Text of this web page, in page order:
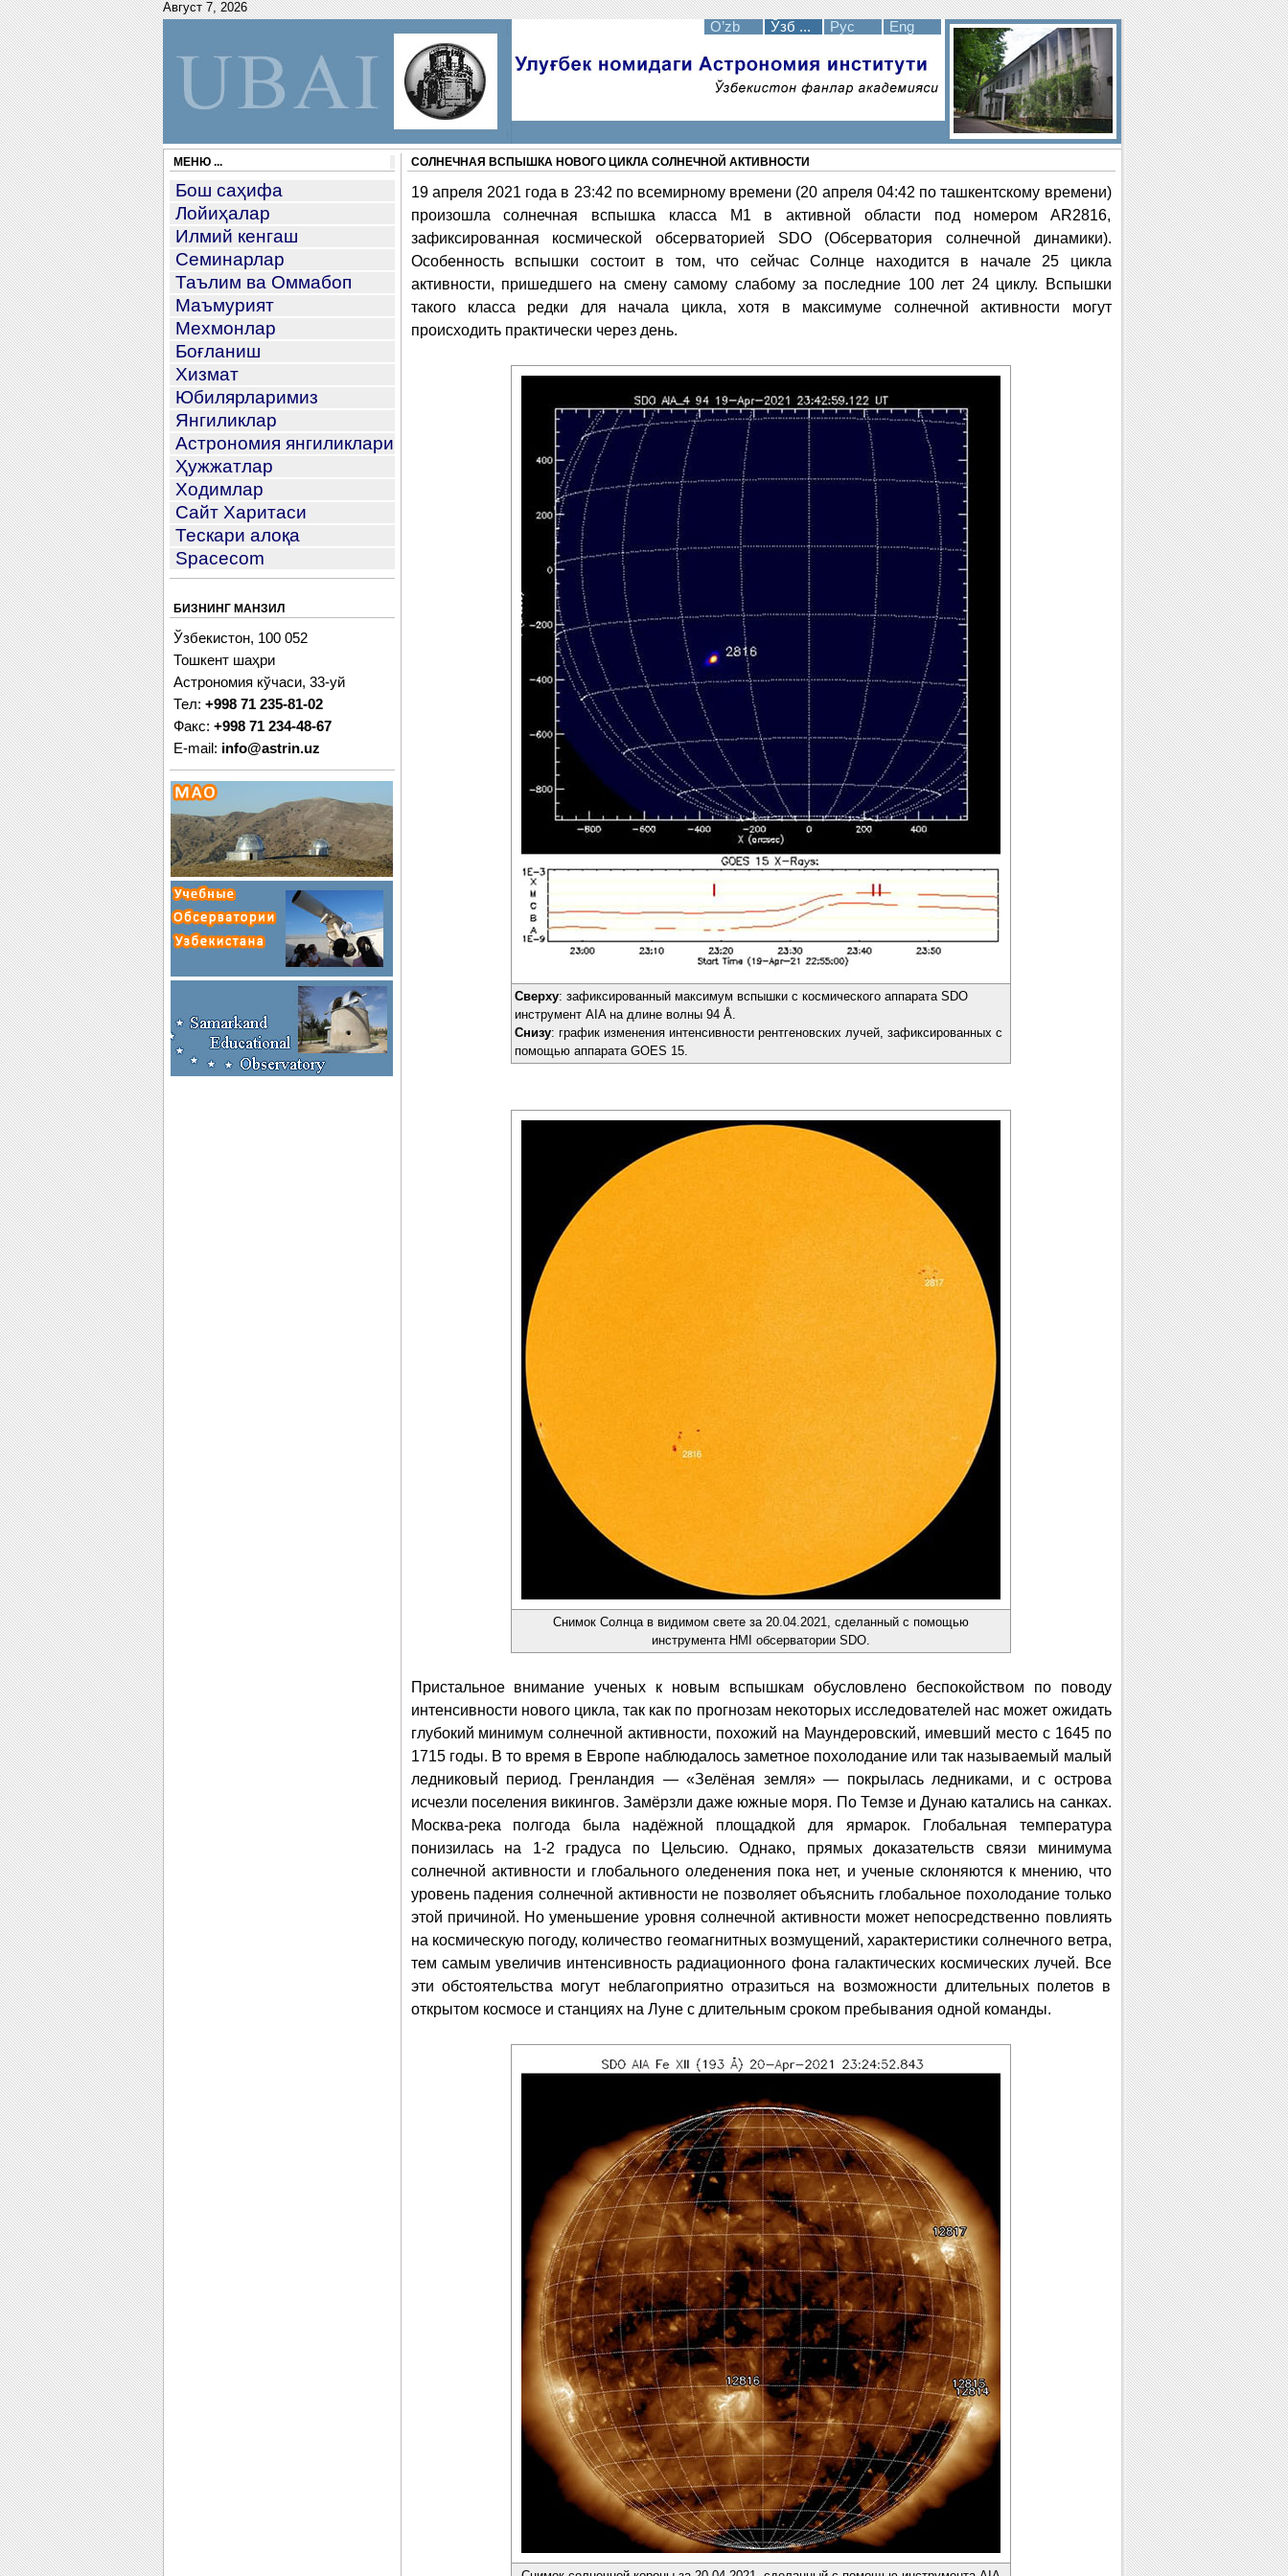
Август 7, 2026
O’zb Ўзб ... Рус Eng
МЕНЮ ...
Бош саҳифа
Лойиҳалар
Илмий кенгаш
Семинарлар
Таълим ва Оммабоп
Маъмурият
Мехмонлар
Боғланиш
Хизмат
Юбилярларимиз
Янгиликлар
Астрономия янгиликлари
Ҳужжатлар
Ходимлар
Сайт Харитаси
Тескари алоқа
Spacecom
БИЗНИНГ МАНЗИЛ
Ўзбекистон, 100 052
Тошкент шаҳри
Астрономия кўчаси, 33-уй
Тел: +998 71 235-81-02
Факс: +998 71 234-48-67
E-mail: info@astrin.uz
СОЛНЕЧНАЯ ВСПЫШКА НОВОГО ЦИКЛА СОЛНЕЧНОЙ АКТИВНОСТИ
19 апреля 2021 года в 23:42 по всемирному времени (20 апреля 04:42 по ташкентскому времени)
произошла солнечная вспышка класса M1 в активной области под номером AR2816,
зафиксированная космической обсерваторией SDO (Обсерватория солнечной динамики).
Особенность вспышки состоит в том, что сейчас Солнце находится в начале 25 цикла
активности, пришедшего на смену самому слабому за последние 100 лет 24 циклу. Вспышки
такого класса редки для начала цикла, хотя в максимуме солнечной активности могут
происходить практически через день.
Сверху: зафиксированный максимум вспышки с космического аппарата SDO
инструмент AIA на длине волны 94 Å.
Снизу: график изменения интенсивности рентгеновских лучей, зафиксированных с
помощью аппарата GOES 15.
Снимок Солнца в видимом свете за 20.04.2021, сделанный с помощью
инструмента HMI обсерватории SDO.
Пристальное внимание ученых к новым вспышкам обусловлено беспокойством по поводу
интенсивности нового цикла, так как по прогнозам некоторых исследователей нас может ожидать
глубокий минимум солнечной активности, похожий на Маундеровский, имевший место с 1645 по
1715 годы. В то время в Европе наблюдалось заметное похолодание или так называемый малый
ледниковый период. Гренландия — «Зелёная земля» — покрылась ледниками, и с острова
исчезли поселения викингов. Замёрзли даже южные моря. По Темзе и Дунаю катались на санках.
Москва-река полгода была надёжной площадкой для ярмарок. Глобальная температура
понизилась на 1-2 градуса по Цельсию. Однако, прямых доказательств связи минимума
солнечной активности и глобального оледенения пока нет, и ученые склоняются к мнению, что
уровень падения солнечной активности не позволяет объяснить глобальное похолодание только
этой причиной. Но уменьшение уровня солнечной активности может непосредственно повлиять
на космическую погоду, количество геомагнитных возмущений, характеристики солнечного ветра,
тем самым увеличив интенсивность радиационного фона галактических космических лучей. Все
эти обстоятельства могут неблагоприятно отразиться на возможности длительных полетов в
открытом космосе и станциях на Луне с длительным сроком пребывания одной команды.